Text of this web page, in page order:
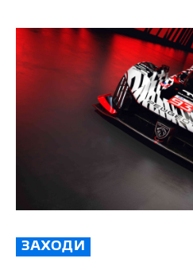
ЗАХОДИ